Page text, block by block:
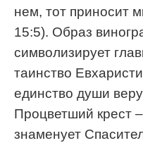
нем, тот приносит
15:5). Образ
символизирует
таинство
единство души
Процветший крест
знаменует